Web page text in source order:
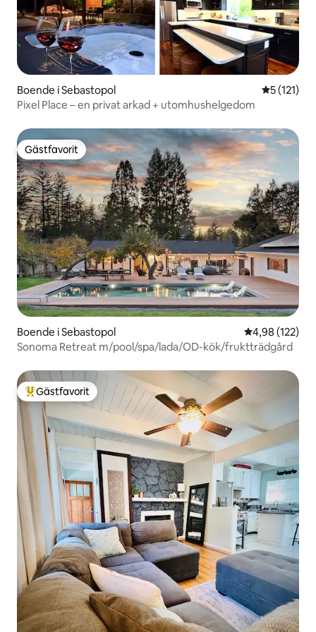
Boende i Sebastopol 5 av 5 i
5 (121)
Pixel Place – en privat arkad + utomhushelgedom
Gästfavorit
Gästfavorit
Boende i Sebastopol 4,98 av 5 i
4,98 (122)
Sonoma Retreat m/pool/spa/lada/OD-kök/fruktträdgård
Populär gästfavorit
Gästfavorit